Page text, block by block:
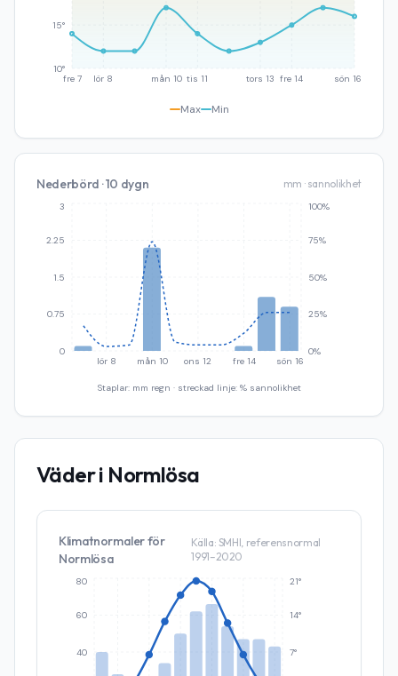
fre 7 lör 8 mån 10 tis 11 tors 13 fre 14 sön 16
10°
15°
Max Min
Nederbörd · 10 dygn mm · sannolikhet
lör 8 mån 10 ons 12 fre 14 sön 16
0
0.75
1.5
2.25
3
0%
25%
50%
75%
100%
Staplar: mm regn · streckad linje: % sannolikhet
Väder i Normlösa
Klimatnormaler för
Normlösa
Källa: SMHI, referensnormal
1991–2020
40
60
80
7°
14°
21°